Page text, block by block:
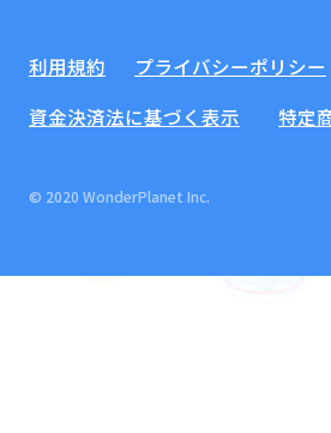
利用規約 プライバシーポリシー
資金決済法に基づく表示
特定
© 2020 WonderPlanet Inc.